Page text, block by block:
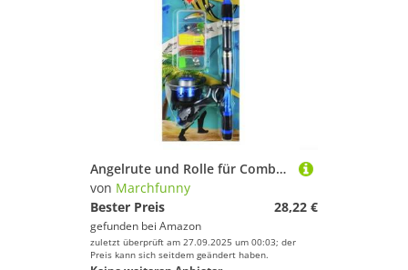
wünschen Dir weiter viel Spaß und Erfolg beim
Angelrute und Rolle für Combo 1 8M Teleskop mit 3 Kugellagern für reibungsloses Werfen, ergonomischer EVA-Griff für Familie und Kinder Angelabenteuer (blau)
von Marchfunny
Bester Preis
28,22 €
gefunden bei Amazon
zuletzt überprüft am 27.09.2025 um 00:03; der
Preis kann sich seitdem geändert haben.